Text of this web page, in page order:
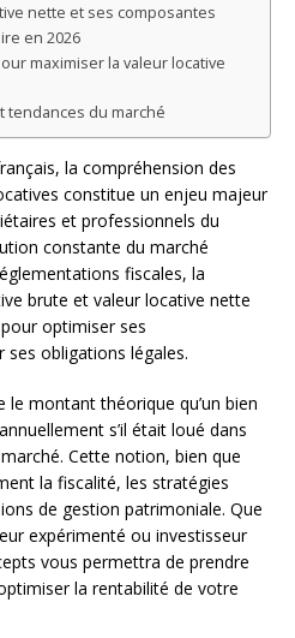
nette et ses composantes
en 2026
maximiser la valeur locative
tendances du marché
la compréhension des
constitue un enjeu majeur
et professionnels du
constante du marché
fiscales, la
brute et valeur locative nette
optimiser ses
obligations légales.
le montant théorique qu’un bien
s’il était loué dans
Cette notion, bien que
la fiscalité, les stratégies
de gestion patrimoniale. Que
expérimenté ou investisseur
vous permettra de prendre
la rentabilité de votre